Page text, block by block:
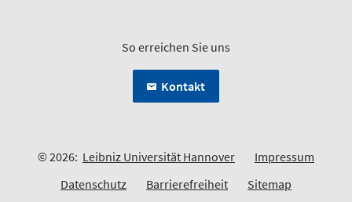
So erreichen Sie uns
Kontakt
© 2026: Leibniz Universität Hannover
Impressum
Datenschutz
Barrierefreiheit Sitemap